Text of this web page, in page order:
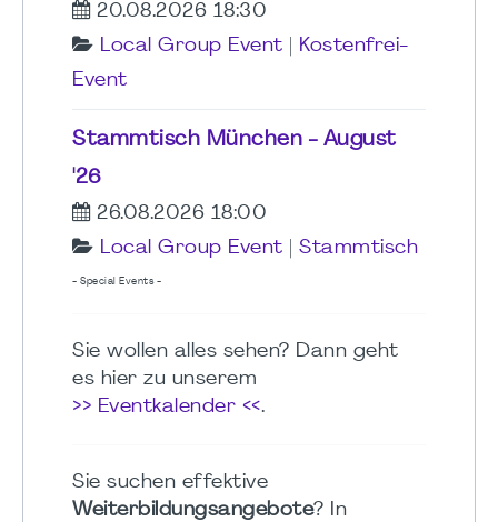
20.08.2026 18:30
Local Group Event
Kostenfrei-
Event
Stammtisch München - August
'26
26.08.2026 18:00
Local Group Event
Stammtisch
- Special Events -
Sie wollen alles sehen? Dann geht
es hier zu unserem
>> Eventkalender <<.
Sie suchen effektive
Weiterbildungsangebote? In